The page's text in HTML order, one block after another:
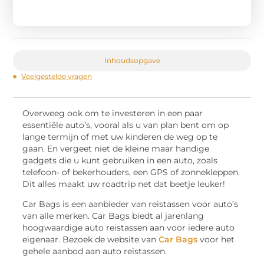
Inhoudsopgave
Veelgestelde vragen
Overweeg ook om te investeren in een paar
essentiële auto’s, vooral als u van plan bent om op
lange termijn of met uw kinderen de weg op te
gaan. En vergeet niet de kleine maar handige
gadgets die u kunt gebruiken in een auto, zoals
telefoon- of bekerhouders, een GPS of zonnekleppen.
Dit alles maakt uw roadtrip net dat beetje leuker!
Car Bags is een aanbieder van reistassen voor auto’s
van alle merken. Car Bags biedt al jarenlang
hoogwaardige auto reistassen aan voor iedere auto
eigenaar. Bezoek de website vanCar Bags voor het
gehele aanbod aan auto reistassen.